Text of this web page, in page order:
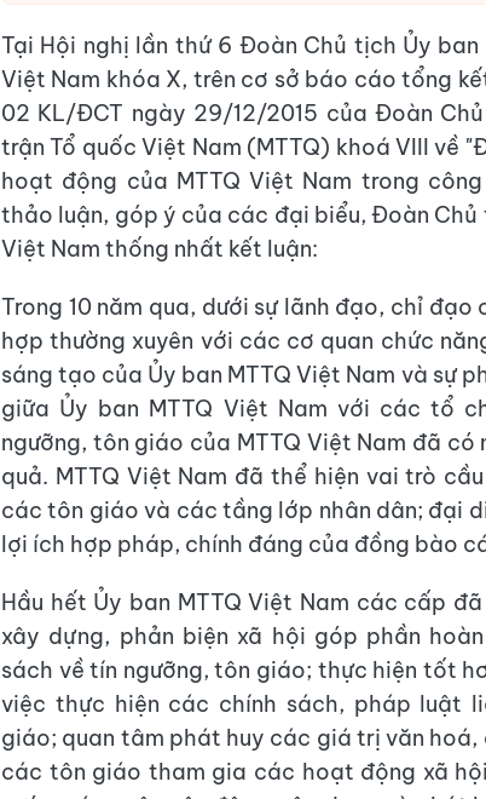
Tại Hội nghị lần thứ 6 Đoàn Chủ tịch Ủy
Việt Nam khóa X, trên cơ sở báo cáo tổng
02 KL/ĐCT ngày 29/12/2015 của Đoàn
trận Tổ quốc Việt Nam (MTTQ) khoá VIII về
hoạt động của MTTQ Việt Nam trong
thảo luận, góp ý của các đại biểu, Đoàn Chủ
Việt Nam thống nhất kết luận:
Trong 10 năm qua, dưới sự lãnh đạo, chỉ
hợp thường xuyên với các cơ quan chức
sáng tạo của Ủy ban MTTQ Việt Nam và sự
giữa Ủy ban MTTQ Việt Nam với các tổ
ngưỡng, tôn giáo của MTTQ Việt Nam đã
quả. MTTQ Việt Nam đã thể hiện vai trò
các tôn giáo và các tầng lớp nhân dân; đại
lợi ích hợp pháp, chính đáng của đồng bào
Hầu hết Ủy ban MTTQ Việt Nam các cấp
xây dựng, phản biện xã hội góp phần
sách về tín ngưỡng, tôn giáo; thực hiện tốt
việc thực hiện các chính sách, pháp luật
giáo; quan tâm phát huy các giá trị văn
các tôn giáo tham gia các hoạt động xã